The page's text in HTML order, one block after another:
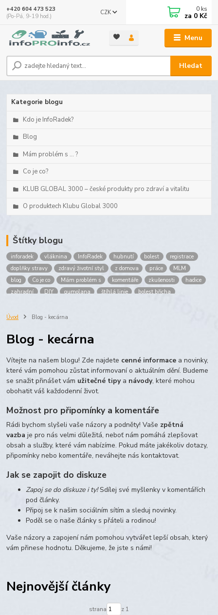
Menu
CZK
Hledat
+420 604 473 523
(Po-Pá, 9-19 hod.)
0 ks
za 0 Kč
Kategorie blogu
Kdo je InfoRadek?
Blog
Mám problém s ... ?
Co je co?
KLUB GLOBAL 3000 – české produkty pro zdraví a vitalitu
O produktech Klubu Global 3000
Štítky blogu
inforadek vláknina InfoRadek hubnutí bolest
registrace
doplňky stravy
zdravý životní styl z domova práce
MLM
blog
Co je co Mám problém s komentáře zkušenosti
hadice
zahradní
DIY gumolana štíhlá linie
bolest břicha
Prokloub
Vláknina
maltodextrin
škrob skrob
Úvod Blog - kecárna
Blog - kecárna
Vítejte na našem blogu! Zde najdete cenné informace a novinky,
které vám pomohou zůstat informovaní o aktuálním dění. Budeme
se snažit přinášet vám užitečné tipya návody, které mohou
obohatit váš každodenní život.
Možnost pro připomínky a komentáře
Rádi bychom slyšeli vaše názory a podněty! Vaše zpětná
vazba je pro nás velmi důležitá, neboť nám pomáhá zlepšovat
obsah a služby, které vám nabízíme. Pokud máte jakékoliv dotazy,
připomínky nebo komentáře, neváhejte nás kontaktovat.
Jak se zapojit do diskuze
Zapoj se do diskuze i ty!Sdílej své myšlenky v komentářích
pod články.
Připoj se k našim sociálním sítím a sleduj novinky.
Poděl se o naše články s přáteli a rodinou!
Vaše názory a zapojení nám pomohou vytvářet lepší obsah, který
vám přinese hodnotu. Děkujeme, že jste s námi!
Nejnovější články
strana z 1